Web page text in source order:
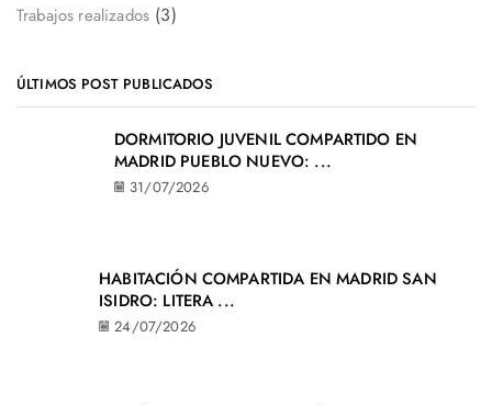
Trabajos realizados (3)
ÚLTIMOS POST PUBLICADOS
DORMITORIO JUVENIL COMPARTIDO EN
MADRID PUEBLO NUEVO: ...
31/07/2026
HABITACIÓN COMPARTIDA EN MADRID SAN
ISIDRO: LITERA ...
24/07/2026